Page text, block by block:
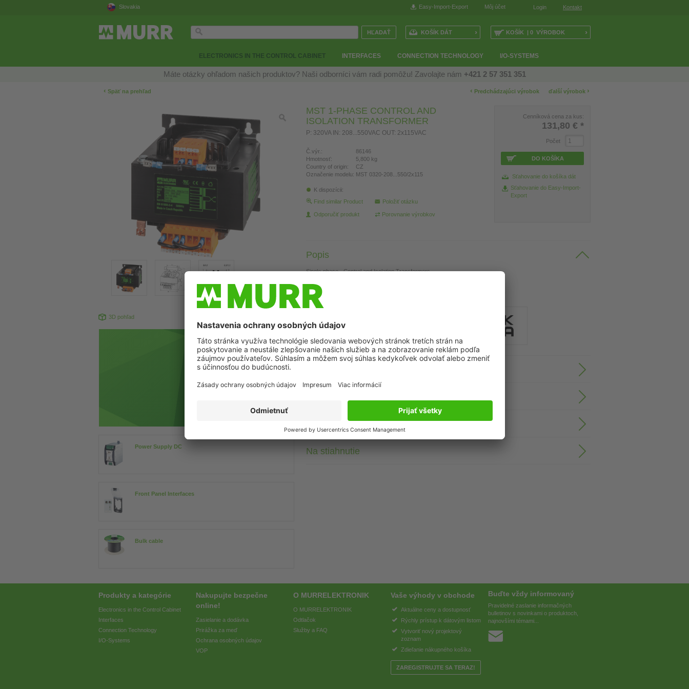
Slovakia Login Kontakt
Môj účet
Easy-Import-Export
ELECTRONICS IN THE CONTROL CABINET INTERFACES CONNECTION TECHNOLOGY I/O-SYSTEMS
KOŠÍK | 0 VÝROBOK ›
KOŠÍK DÁT ›
Máte otázky ohľadom našich produktov? Naši odborníci vám radi pomôžu! Zavolajte nám +421 2 57 351 351
‹ Späť na prehľad ďalší výrobok ›
‹ Predchádzajúci výrobok
3D pohľad
Power Supply DC
Front Panel Interfaces
Bulk cable
MST 1-PHASE CONTROL AND
ISOLATION TRANSFORMER
P: 320VA IN: 208...550VAC OUT: 2x115VAC
Č.výr.:
86146
Hmotnosť:
5,800 kg
Country of origin:
CZ
Označenie modelu: MST 0320-208...550/2x115
K dispozícii:
Find similar Product
Položiť otázku
Odporučiť produkt Porovnanie výrobkov
Cenníková cena za kus:
131,80 € *
Počet
DO KOŠÍKA
Sťahovanie do košíka dát
Sťahovanie do Easy-Import-
Export
Popis
Single-phase - Control and Isolation Transformers
Isolation class T 40/B
Other voltages on request.
Commercial data
Na stiahnutie
Produkty a kategórie
Electronics in the Control Cabinet
Interfaces
Connection Technology
I/O-Systems
Nakupujte bezpečne
online!
Zasielanie a dodávka
Prirážka za meď
Ochrana osobných údajov
VOP
O MURRELEKTRONIK
O MURRELEKTRONIK
Odtlačok
Služby a FAQ
Vaše výhody v obchode
Aktuálne ceny a dostupnosť
Rýchly prístup k dátovým listom
Vytvoriť nový projektový
zoznam
Zdieľanie nákupného košíka
ZAREGISTRUJTE SA TERAZ!
Buďte vždy informovaný
Pravidelné zaslanie informačných
bulletinov s novinkami o produktoch,
najnovšími témami...